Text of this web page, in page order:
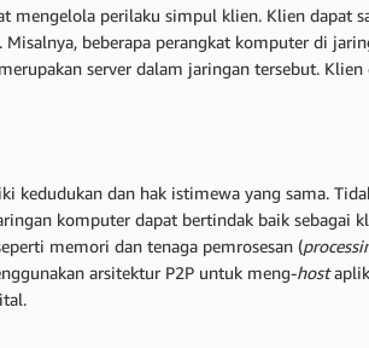
mengelola perilaku simpul klien. Klien dapat
beberapa perangkat komputer di
server dalam jaringan tersebut. Klien
kedudukan dan hak istimewa yang sama.
komputer dapat bertindak baik sebagai
memori dan tenaga pemrosesan (
arsitektur P2P untuk meng-host